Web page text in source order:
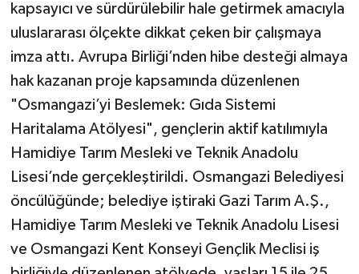
kapsayıcı ve sürdürülebilir hale getirmek amacıyla
uluslararası ölçekte dikkat çeken bir çalışmaya
imza attı. Avrupa Birliği’nden hibe desteği almaya
hak kazanan proje kapsamında düzenlenen
"Osmangazi’yi Beslemek: Gıda Sistemi
Haritalama Atölyesi", gençlerin aktif katılımıyla
Hamidiye Tarım Mesleki ve Teknik Anadolu
Lisesi’nde gerçekleştirildi. Osmangazi Belediyesi
öncülüğünde; belediye iştiraki Gazi Tarım A.Ş.,
Hamidiye Tarım Mesleki ve Teknik Anadolu Lisesi
ve Osmangazi Kent Konseyi Gençlik Meclisi iş